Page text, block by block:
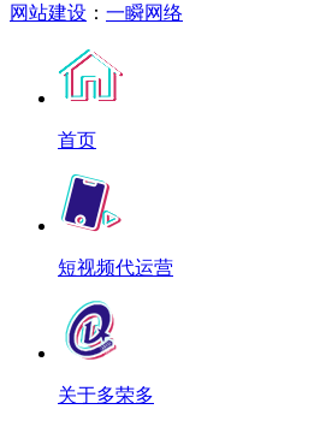
网站建设 ： 一瞬网络
首页
短视频代运营
关于多荣多